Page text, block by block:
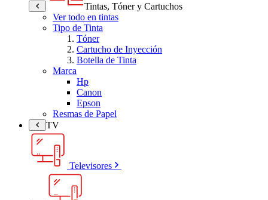
Tintas, Tóner y Cartuchos
Ver todo en tintas
Tipo de Tinta
Tóner
Cartucho de Inyección
Botella de Tinta
Marca
Hp
Canon
Epson
Resmas de Papel
TV
Televisores